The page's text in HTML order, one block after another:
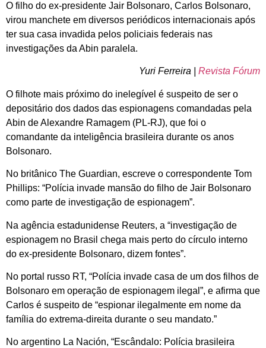
O filho do ex-presidente Jair Bolsonaro, Carlos Bolsonaro,
virou manchete em diversos periódicos internacionais após
ter sua casa invadida pelos policiais federais nas
investigações da Abin paralela.
Yuri Ferreira | Revista Fórum
O filhote mais próximo do inelegível é suspeito de ser o
depositário dos dados das espionagens comandadas pela
Abin de Alexandre Ramagem (PL-RJ), que foi o
comandante da inteligência brasileira durante os anos
Bolsonaro.
No britânico The Guardian, escreve o correspondente Tom
Phillips: “Polícia invade mansão do filho de Jair Bolsonaro
como parte de investigação de espionagem”.
Na agência estadunidense Reuters, a “investigação de
espionagem no Brasil chega mais perto do círculo interno
do ex-presidente Bolsonaro, dizem fontes”.
No portal russo RT, “Polícia invade casa de um dos filhos de
Bolsonaro em operação de espionagem ilegal”, e afirma que
Carlos é suspeito de “espionar ilegalmente em nome da
família do extrema-direita durante o seu mandato.”
No argentino La Nación, “Escândalo: Polícia brasileira